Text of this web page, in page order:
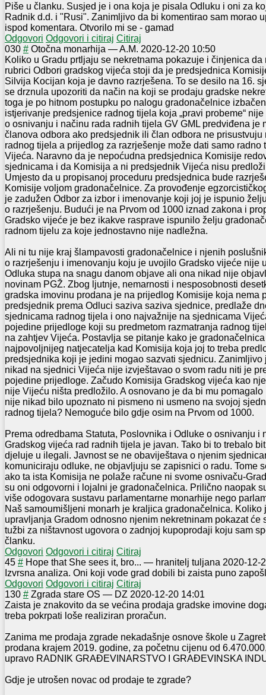
Piše u članku. Susjed je i ona koja je pisala Odluku i oni za
Radnik d.d. i "Rusi". Zanimljivo da bi komentirao sam morao
ispod komentara. Otvorilo mi se - gamad
Odgovori Odgovori i citiraj Citiraj
030 # Otočna monarhija —A.M. 2020-12-20 10:50
Koliko u Gradu prtljaju se nekretnama pokazuje i činjenica
rubrici Odbori gradskog vijeća stoji da je predsjednica
Silvija Kocijan koja je davno razrješena. To se desilo na 16.
se drznula upozoriti da način na koji se prodaju gradske
toga je po hitnom postupku po nalogu gradonačelnice
istjerivanje predsjenice radnog tijela koja „pravi probeme“
o osnivanju i načinu rada radnih tijela GV GML predviđena je
članova odbora ako predsjednik ili član odbora ne prisustvuju
radnog tijela a prijedlog za razrješenje može dati samo radno
Vijeća. Naravno da je nepoćudna predsjednica Komisije
sjednicama i da Komisija a ni predsjednik Vijeća nisu
Umjesto da u propisanoj proceduru predsjednica bude
Komisije voljom gradonačelnice. Za provođenje
je zadužen Odbor za izbor i imenovanje koji joj je ispunio
o razrješenju. Budući je na Prvom od 1000 iznad zakona i
Gradsko vijeće je bez ikakve rasprave ispunilo želju
radnom tijelu za koje jednostavno nije nadležna.
Ali ni tu nije kraj šlampavosti gradonačelnice i njenih
o razrješenju i imenovanju koju je uvojilo Gradsko vijeće nije
Odluka stupa na snagu danom objave ali ona nikad nije
novinam PGŽ. Zbog ljutnje, nemarnosti i nesposobnosti
gradska imovinu prodana je na prijedlog Komisije koja nema
predsjednik prema Odluci saziva saziva sjednice, predlaže
sjednicama radnog tijela i ono najvažnije na sjednicama
pojedine prijedloge koji su predmetom razmatranja radnog
na zahtjev Vijeća. Postavlja se pitanje kako je
najpovoljnijeg natjecatelja kad Komisija koja joj to treba
predsjednika koji je jedini mogao sazvati sjednicu.
nikad na sjednici Vijeća nije izvještavao o svom radu niti je
pojedine prijedloge. Začudo Komisija Gradskog vijeća kao
nije Vijeću ništa predložilo. A osnovano je da bi mu
nije nikad bilo upoznato ni pismeno ni usmeno na svojoj
radnog tijela? Nemoguće bilo gdje osim na Prvom od 1000.
Prema odredbama Statuta, Poslovnika i Odluke o osnivanju i
Gradskog vijeća rad radnih tijela je javan. Tako bi to trebalo
djeluje u ilegali. Javnost se ne obaviještava o njenim
komuniciraju odluke, ne objavljuju se zapisnici o radu. Tome
ako ta ista Komisija ne polaže račune ni svome osnivaču-
su oni odgovorni i lojalni je gradonačelnica. Prilično naopak
više odogovara sustavu parlamentarne monarhije nego
Naš samoumišljeni monarh je kraljica gradonačelnica. Koliko
upravljanja Gradom odnosno njenim nekretninam pokazat će
tužbi za ništavnost ugovora o zadnjoj kupoprodaji koju sam
članku.
Odgovori Odgovori i citiraj Citiraj
45 # Hope that She sees it, bro... — hranitelj tuljana 2020-12-
Izvrsna analiza. Oni koji vode grad dobili bi zaista puno
Odgovori Odgovori i citiraj Citiraj
130 # Zgrada stare OS — DZ 2020-12-20 14:01
Zaista je znakovito da se većina prodaja gradske imovine
treba pokrpati loše realiziran proračun.
Zanima me prodaja zgrade nekadašnje osnove škole u
prodana krajem 2019. godine, za početnu cijenu od
upravo RADNIK GRAĐEVINARSTVO I GRAĐEVINSKA
Gdje je utrošen novac od prodaje te zgrade?